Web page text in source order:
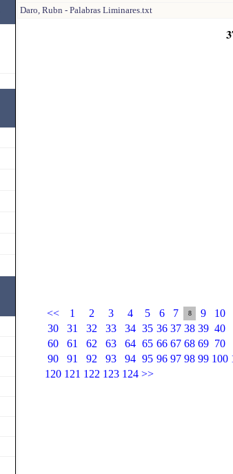
Daro, Rubn - Palabras Liminares.txt
<< 1 2 3 4 5 6 7 8 9 10
30
31 32 33 34 35 36 37 38 39 40
60
61 62 63 64 65 66 67 68 69 70
90
91 92 93 94 95 96 97 98 99 100
120 121 122 123 124 >>